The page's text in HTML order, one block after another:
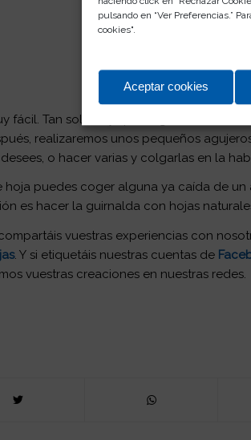
pulsando en “Ver Preferencias.”
cookies".
Aceptar cookies
fácil. Tan solo hay que coger varias
realizaremos unos pequeños
o hacer varias y colgarlas en la
hoja puedes coger alguna ya caída de
es hacer la guirnalda con hojas
vuestras experiencias con
. Y si etiquetáis nuestras cuentas de
vuestras creaciones en nuestras redes.